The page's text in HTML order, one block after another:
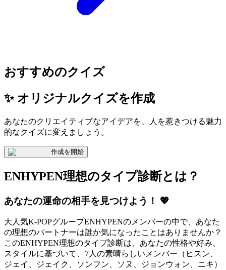
おすすめのクイズ
✨ オリジナルクイズを作成
あなたのクリエイティブなアイデアを、人を惹きつける魅力
的なクイズに変えましょう。
作成を開始
ENHYPEN理想のタイプ診断とは？
あなたの運命の相手を見つけよう！ 💖
大人気K-POPグループENHYPENのメンバーの中で、あなた
の理想のパートナーは誰か気になったことはありませんか？
このENHYPEN理想のタイプ診断は、あなたの性格や好み、
スタイルに基づいて、7人の素晴らしいメンバー（ヒスン、
ジェイ、ジェイク、ソンフン、ソヌ、ジョンウォン、ニキ）